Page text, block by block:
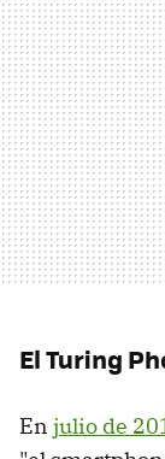
El Turing
En julio de